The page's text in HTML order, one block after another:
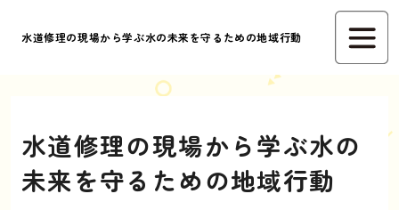
水道修理の現場から学ぶ水の未来を守るための地域行動
水道修理の現場から学ぶ水の
未来を守るための地域行動